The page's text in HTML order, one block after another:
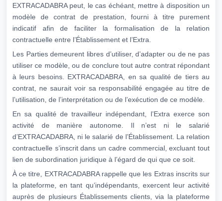
EXTRACADABRA peut, le cas échéant, mettre à disposition un
modèle de contrat de prestation, fourni à titre purement
indicatif afin de faciliter la formalisation de la relation
contractuelle entre l’Établissement et l’Extra.
Les Parties demeurent libres d’utiliser, d’adapter ou de ne pas
utiliser ce modèle, ou de conclure tout autre contrat répondant
à leurs besoins. EXTRACADABRA, en sa qualité de tiers au
contrat, ne saurait voir sa responsabilité engagée au titre de
l’utilisation, de l’interprétation ou de l’exécution de ce modèle.
En sa qualité de travailleur indépendant, l’Extra exerce son
activité de manière autonome. Il n’est ni le salarié
d’EXTRACADABRA, ni le salarié de l’Établissement. La relation
contractuelle s’inscrit dans un cadre commercial, excluant tout
lien de subordination juridique à l’égard de qui que ce soit.
À ce titre, EXTRACADABRA rappelle que les Extras inscrits sur
la plateforme, en tant qu’indépendants, exercent leur activité
auprès de plusieurs Établissements clients, via la plateforme